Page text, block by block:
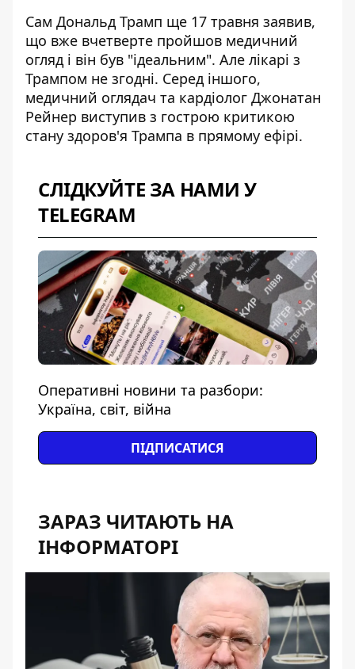
Сам Дональд Трамп ще 17 травня заявив,
що вже вчетверте пройшов медичний
огляд і він був "ідеальним". Але лікарі з
Трампом не згодні. Серед іншого,
медичний оглядач та кардіолог Джонатан
Рейнер виступив з гострою критикою
стану здоров'я Трампа в прямому ефірі.
СЛІДКУЙТЕ ЗА НАМИ У
TELEGRAM
Оперативні новини та разбори:
Україна, світ, війна
ПІДПИСАТИСЯ
ЗАРАЗ ЧИТАЮТЬ НА
ІНФОРМАТОРІ